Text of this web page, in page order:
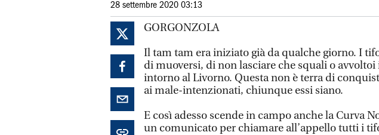
28 settembre 2020 03:13
GORGONZOLA
Il tam tam era iniziato già da qualche giorno. I
di muoversi, di non lasciare che squali o avvoltoi
intorno al Livorno. Questa non è terra di
ai male-intenzionati, chiunque essi siano.
E così adesso scende in campo anche la Curva
un comunicato per chiamare all’appello tutti i